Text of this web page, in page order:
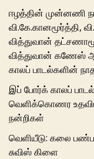
ஈழத்தின் முன்னணி
வி.கே.கானமூர்த்தி,
வித்துவான்
வித்துவான் கணேஸ்
காலப் பாடல்களின்
இப் போர்க் காலப்
வெளிக்கொணர
நன்றிகள்
வெளியீடு: கலை
சுவிஸ் கிளை